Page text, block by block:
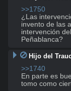
>>1750
¿Las
invento de las
intervención
Peñablanca?
Hijo del
>>1740
En parte es
tomo como